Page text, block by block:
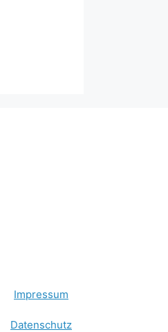
Impressum
Datenschutz